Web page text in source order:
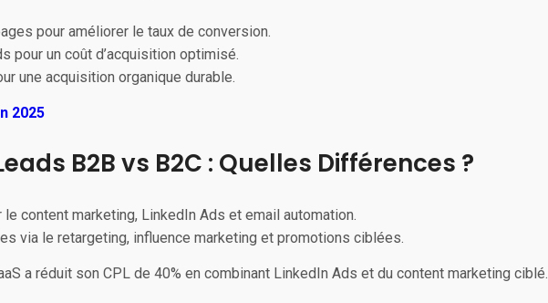
pour améliorer le taux de conversion.
pour un coût d’acquisition optimisé.
une acquisition organique durable.
2025
B2B vs B2C : Quelles Différences ?
content marketing, LinkedIn Ads et email automation.
via le retargeting, influence marketing et promotions ciblées.
a réduit son CPL de 40% en combinant LinkedIn Ads et du content marketing ciblé.